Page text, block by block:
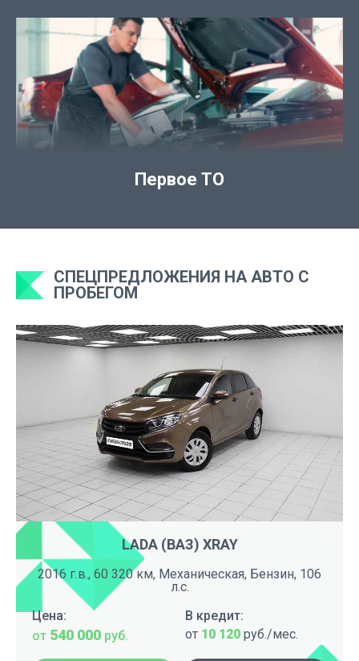
Первое ТО
СПЕЦПРЕДЛОЖЕНИЯ НА АВТО С
ПРОБЕГОМ
LADA (ВАЗ) XRAY
2016 г.в., 60 320 км, Механическая, Бензин, 106
л.с.
Цена:
от 540 000 руб.
В кредит:
от 10 120руб./мес.